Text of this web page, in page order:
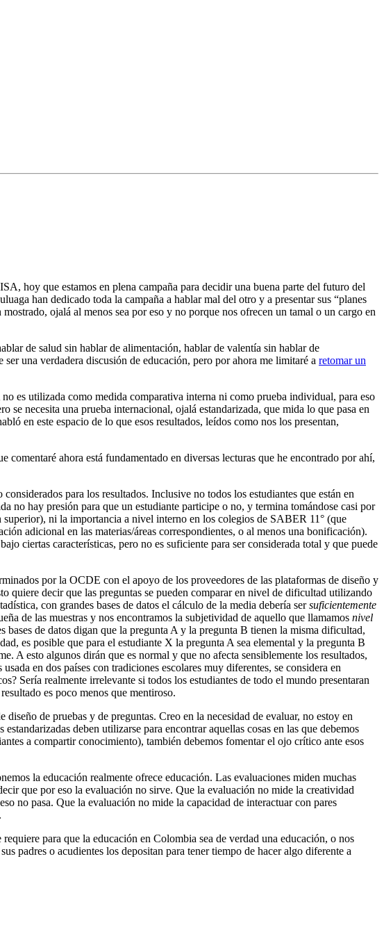
hoy que estamos en plena campaña para decidir una buena parte del futuro del
han dedicado toda la campaña a hablar mal del otro y a presentar sus “planes
ojalá al menos sea por eso y no porque nos ofrecen un tamal o un cargo en
de salud sin hablar de alimentación, hablar de valentía sin hablar de
una verdadera discusión de educación, pero por ahora me limitaré a retomar un
es utilizada como medida comparativa interna ni como prueba individual, para eso
necesita una prueba internacional, ojalá estandarizada, que mida lo que pasa en
en este espacio de lo que esos resultados, leídos como nos los presentan,
ahora está fundamentado en diversas lecturas que he encontrado por ahí,
para los resultados. Inclusive no todos los estudiantes que están en
no hay presión para que un estudiante participe o no, y termina tomándose casi por
ni la importancia a nivel interno en los colegios de SABER 11° (que
adicional en las materias/áreas correspondientes, o al menos una bonificación).
ciertas características, pero no es suficiente para ser considerada total y que puede
por la OCDE con el apoyo de los proveedores de las plataformas de diseño y
quiere decir que las preguntas se pueden comparar en nivel de dificultad utilizando
con grandes bases de datos el cálculo de la media debería sersuficientemente
de las muestras y nos encontramos la subjetividad de aquello que llamamos nivel
bases de datos digan que la pregunta A y la pregunta B tienen la misma dificultad,
es posible que para el estudiante X la pregunta A sea elemental y la pregunta B
A esto algunos dirán que es normal y que no afecta sensiblemente los resultados,
en dos países con tradiciones escolares muy diferentes, se considera en
Sería realmente irrelevante si todos los estudiantes de todo el mundo presentaran
es poco menos que mentiroso.
de pruebas y de preguntas. Creo en la necesidad de evaluar, no estoy en
deben utilizarse para encontrar aquellas cosas en las que debemos
a compartir conocimiento), también debemos fomentar el ojo crítico ante esos
la educación realmente ofrece educación. Las evaluaciones miden muchas
que por eso la evaluación no sirve. Que la evaluación no mide la creatividad
no pasa. Que la evaluación no mide la capacidad de interactuar con pares
para que la educación en Colombia sea de verdad una educación, o nos
padres o acudientes los depositan para tener tiempo de hacer algo diferente a